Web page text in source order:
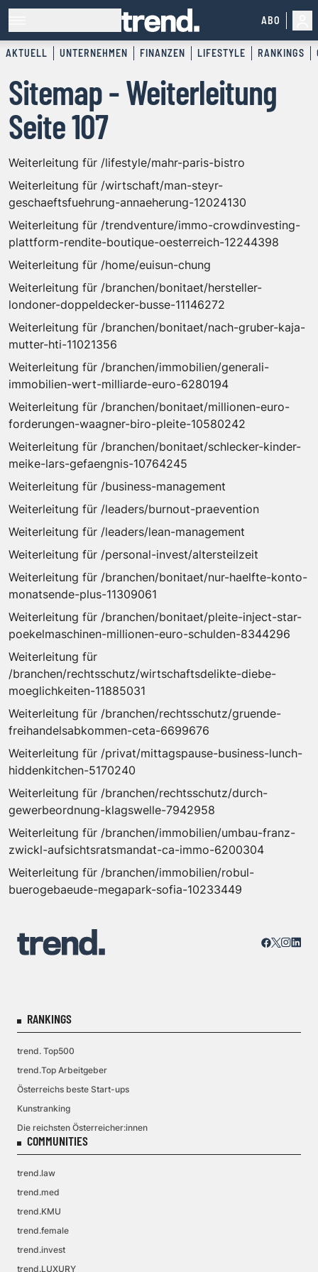
ABO
AKTUELL UNTERNEHMEN FINANZEN LIFESTYLE RANKINGS
Sitemap - Weiterleitung
Seite 107
Weiterleitung für /lifestyle/mahr-paris-bistro
Weiterleitung für /wirtschaft/man-steyr-
geschaeftsfuehrung-annaeherung-12024130
Weiterleitung für /trendventure/immo-crowdinvesting-
plattform-rendite-boutique-oesterreich-12244398
Weiterleitung für /home/euisun-chung
Weiterleitung für /branchen/bonitaet/hersteller-
londoner-doppeldecker-busse-11146272
Weiterleitung für /branchen/bonitaet/nach-gruber-kaja-
mutter-hti-11021356
Weiterleitung für /branchen/immobilien/generali-
immobilien-wert-milliarde-euro-6280194
Weiterleitung für /branchen/bonitaet/millionen-euro-
forderungen-waagner-biro-pleite-10580242
Weiterleitung für /branchen/bonitaet/schlecker-kinder-
meike-lars-gefaengnis-10764245
Weiterleitung für /business-management
Weiterleitung für /leaders/burnout-praevention
Weiterleitung für /leaders/lean-management
Weiterleitung für /personal-invest/altersteilzeit
Weiterleitung für /branchen/bonitaet/nur-haelfte-konto-
monatsende-plus-11309061
Weiterleitung für /branchen/bonitaet/pleite-inject-star-
poekelmaschinen-millionen-euro-schulden-8344296
Weiterleitung für
/branchen/rechtsschutz/wirtschaftsdelikte-diebe-
moeglichkeiten-11885031
Weiterleitung für /branchen/rechtsschutz/gruende-
freihandelsabkommen-ceta-6699676
Weiterleitung für /privat/mittagspause-business-lunch-
hiddenkitchen-5170240
Weiterleitung für /branchen/rechtsschutz/durch-
gewerbeordnung-klagswelle-7942958
Weiterleitung für /branchen/immobilien/umbau-franz-
zwickl-aufsichtsratsmandat-ca-immo-6200304
Weiterleitung für /branchen/immobilien/robul-
buerogebaeude-megapark-sofia-10233449
RANKINGS
trend. Top500
trend.Top Arbeitgeber
Österreichs beste Start-ups
Kunstranking
Die reichsten Österreicher:innen
COMMUNITIES
trend.law
trend.med
trend.KMU
trend.female
trend.invest
trend.LUXURY